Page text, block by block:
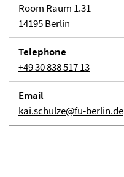
Room Raum 1.31
14195 Berlin
Telephone
+49 30 838 517 13
Email
kai.schulze@fu-berlin.de